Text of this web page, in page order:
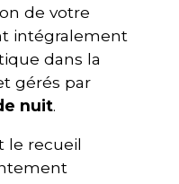
de votre
intégralement
dans la
gérés par
nuit.
le recueil